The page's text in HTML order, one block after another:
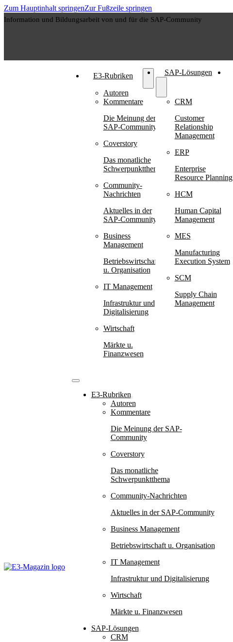
Zum Hauptinhalt springenZur Fußzeile springen
Information und Bildungsarbeit von und für die SAP-Community
E3-Rubriken
Autoren
Kommentare
Die Meinung der
SAP-Community
Coverstory
Das monatliche
Schwerpunktthema
Community-
Nachrichten
Aktuelles in der
SAP-Community
Business
Management
Betriebswirtschaft
u. Organisation
IT Management
Infrastruktur und
Digitalisierung
Wirtschaft
Märkte u.
Finanzwesen
SAP-Lösungen
CRM
Customer
Relationship
Management
ERP
Enterprise
Resource Planning
HCM
Human Capital
Management
MES
Manufacturing
Execution System
SCM
Supply Chain
Management
E3-Rubriken
Autoren
Kommentare
Die Meinung der SAP-
Community
Coverstory
Das monatliche
Schwerpunktthema
Community-Nachrichten
Aktuelles in der SAP-Community
Business Management
Betriebswirtschaft u. Organisation
IT Management
Infrastruktur und Digitalisierung
Wirtschaft
Märkte u. Finanzwesen
SAP-Lösungen
CRM